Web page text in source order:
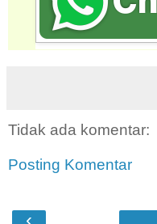
Tidak ada komentar:
Posting Komentar
‹